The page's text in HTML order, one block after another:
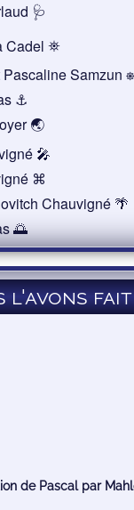
🩺
Cadel ⛯
Samzun ⎈
⚓
🌏
🎤
⌘
Chauvigné 🌴
🌅
l'avons fait
de Pascal par